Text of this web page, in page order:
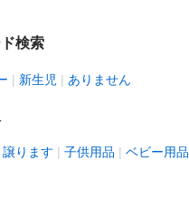
検索
新生児 ありません
ります 子供用品 ベビー用品